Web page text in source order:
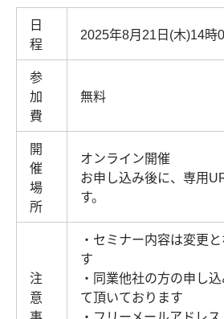
日
程
2025年8月21日(木)14時
参
加
費
無料
開
催
場
所
オンライン開催
お申し込み後に、専用
す。
注
意
・セミナー内容は変更
す
・同業他社の方の申し
て頂いております